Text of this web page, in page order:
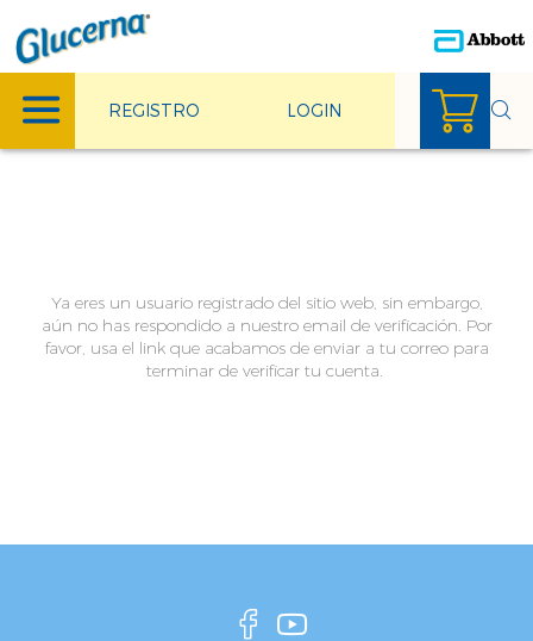
REGISTRO LOGIN
Ya eres un usuario registrado del sitio web, sin embargo,
aún no has respondido a nuestro email de verificación. Por
favor, usa el link que acabamos de enviar a tu correo para
terminar de verificar tu cuenta.